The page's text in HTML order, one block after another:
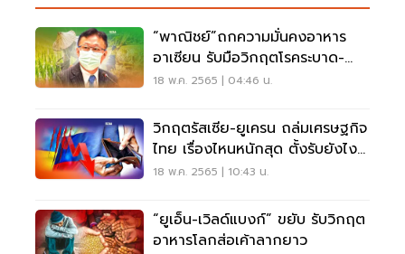
“พาณิชย์”ถกความมั่นคงอาหาร
อาเซียน รับมือวิกฤตโรคระบาด-
สงครามระหว่างปท.
18 พ.ค. 2565 | 04:46 น.
วิกฤตรัสเซีย-ยูเครน ถล่มเศรษฐกิจ
ไทย เรื่องไหนหนักสุด ตั้งรับยังไง
ให้รอด
18 พ.ค. 2565 | 10:43 น.
“ยูเอ็น-เวิลด์แบงก์” ขยับ รับวิกฤต
อาหารโลกส่อเค้าลากยาว